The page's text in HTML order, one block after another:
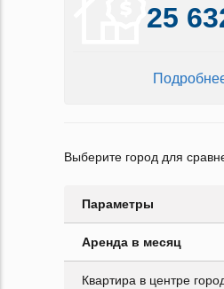
25
Выберите город для
Параметры
Аренда в месяц
Квартира в центре